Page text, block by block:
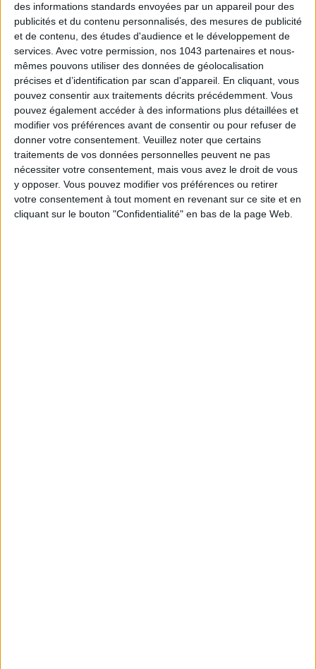
des informations standards envoyées par un appareil pour des
publicités et du contenu personnalisés, des mesures de publicité
et de contenu, des études d'audience et le développement de
services. Avec votre permission, nos 1043 partenaires et nous-
mêmes pouvons utiliser des données de géolocalisation
précises et d’identification par scan d'appareil. En cliquant, vous
pouvez consentir aux traitements décrits précédemment. Vous
pouvez également accéder à des informations plus détaillées et
modifier vos préférences avant de consentir ou pour refuser de
donner votre consentement. Veuillez noter que certains
traitements de vos données personnelles peuvent ne pas
nécessiter votre consentement, mais vous avez le droit de vous
y opposer. Vous pouvez modifier vos préférences ou retirer
votre consentement à tout moment en revenant sur ce site et en
cliquant sur le bouton "Confidentialité" en bas de la page Web.
SPF 50 SUNSCREENS YOU'LL ACTUALLY WANT TO SLATHER ON